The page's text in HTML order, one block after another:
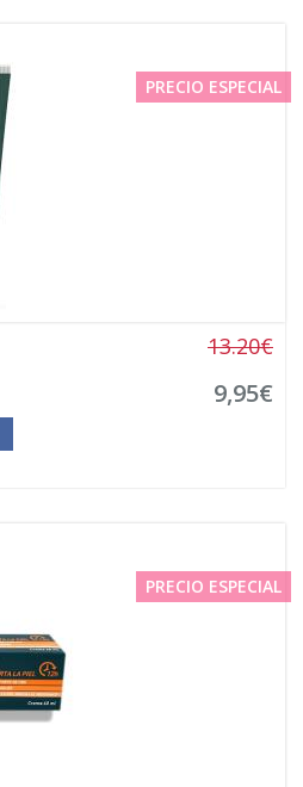
PRECIO ESPECIAL
13.20€
9,95€
PRECIO ESPECIAL